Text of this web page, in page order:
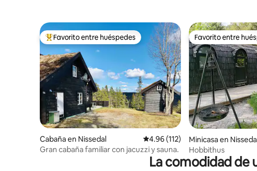
De los mejores en Favorito entre huéspedes
Favorito entre huéspedes
Cabaña en Nissedal Calificación promedio: 4.96 de 5;
4.96 (112)
Gran cabaña familiar con jacuzzi y sauna.
Favorito entre
Favorito entre
Minicasa en
Hobbithus
La comodidad de